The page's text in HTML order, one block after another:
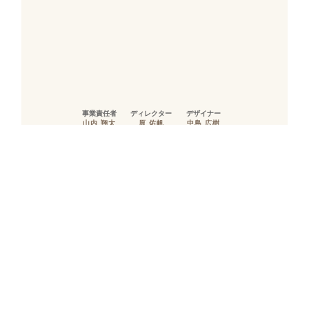
事業責任者
山内 翔太
ディレクター
原 佑帆
デザイナー
中島 広樹